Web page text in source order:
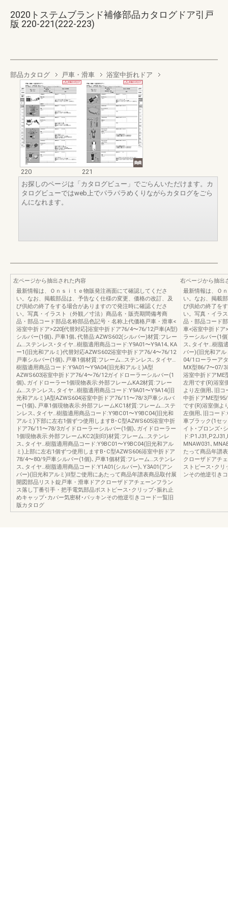
2020トステムブランド補修部品カタログドア引戸
版 220-221(222-223)
部品カタログ 戸車・滑車 浴室中折れドア
220
221
お探しのページは「カタログビュー」でごらんいただけます。カ
タログビューではweb上でパラパラめくりながらカタログをごら
んになれます。
左ページから抽出された内容
最新情報は、Ｏｎｓｉｔｅ物販発注画面にて確認してくださ
い。なお、掲載部品は、予告なく仕様の変更、価格の改訂、及
び供給の終了をする場合がありますので発注時に確認くださ
い。写真・イラスト（外観／寸法）商品名・販売期間備考商
品・部品コード部品名称部品色記号・名称上代価格戸車・滑車<
浴室中折ドア>220[代替対応]浴室中折ドア76/4〜76/12戸車(A型)
シルバー(1個)､戸車1個､代替品:AZWS602(シルバー)材質:フレー
ム…ステンレス･タイヤ…樹脂適用商品コード:Y9A01〜Y9A14､KA
ー1(旧光和アルミ)代替対応AZWS602浴室中折ドア76/4〜76/12
戸車シルバー(1個)､戸車1個材質:フレーム…ステンレス､タイヤ…
樹脂適用商品コード:Y9A01〜Y9A04(旧光和アルミ)A型
AZWS603浴室中折ドア76/4〜76/12ガイドローラーシルバー(1
個)､ガイドローラー1個現物表示:外部フレームKA2材質:フレー
ム…ステンレス､タイヤ…樹脂適用商品コード:Y9A01〜Y9A14(旧
光和アルミ)A型AZWS604浴室中折ドア76/11〜78/3戸車シルバ
ー(1個)､戸車1個現物表示:外部フレームKC1材質:フレーム…ステ
ンレス､タイヤ…樹脂適用商品コード:Y9BC01〜Y9BC04(旧光和
アルミ)下部に左右1個ずつ使用しますB･C型AZWS605浴室中折
ドア76/11〜78/3ガイドローラーシルバー(1個)､ガイドローラー
1個現物表示:外部フレームKC2(刻印)材質:フレーム…ステンレ
ス､タイヤ…樹脂適用商品コード:Y9BC01〜Y9BC04(旧光和アル
ミ)上部に左右1個ずつ使用しますB･C型AZWS606浴室中折ドア
78/4〜80/9戸車シルバー(1個)､戸車1個材質:フレーム…ステンレ
ス､タイヤ…樹脂適用商品コード:Y1A01(シルバー)､Y3A01(アン
バー)(旧光和アルミ)Ⅱ型ご使用にあたって商品年譜表商品取付展
開図部品リスト錠戸車・滑車ドアクローザドアチェーンフラン
ス落し丁番引手・把手電気部品ポストピース･クリップ･振れ止
めキャップ･カバー気密材･パッキンその他逆引きコード一覧旧
版カタログ
右ページから抽出
最新情報は、Ｏ
い。なお、掲載
び供給の終了を
い。写真・イラ
品・部品コード
車<浴室中折ドア
ラーシルバー(1
ス､タイヤ…樹脂
バー)(旧光和ア
04/1ローラーア
MX型86/7〜07/3
浴室中折ドアME
左用です(R)浴室
より左側用､旧コ
中折ドアME型
です(R)浴室側よ
左側用､旧コード
車ブラック(1セ
イト･ブロンズ･
ド
MNAW031､
たって商品年譜
クローザドアチ
ストピース･クリ
ンその他逆引き